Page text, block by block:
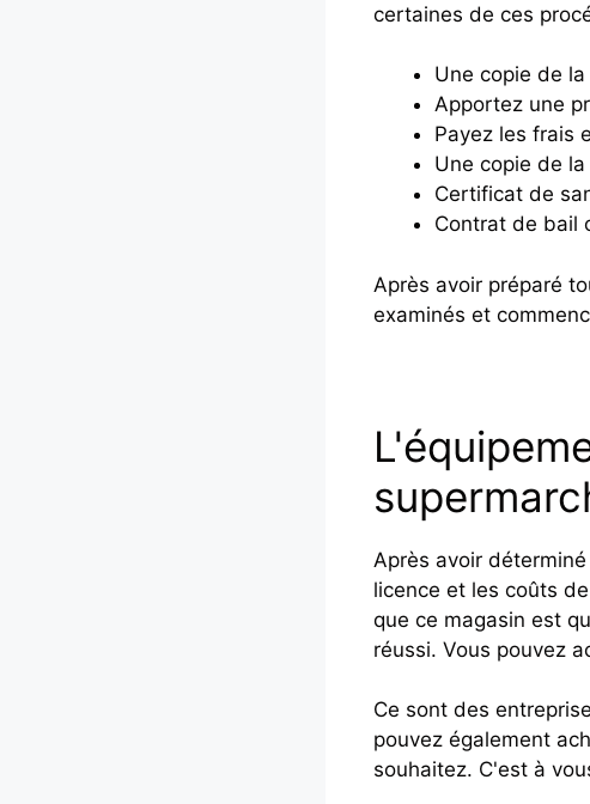
certaines de ces
Une copie de
Apportez une
Payez les frais
Une copie de
Certificat de
Contrat de bail
Après avoir préparé
examinés et
Après avoir
licence et les coûts
que ce magasin est
réussi. Vous pouvez
Ce sont des
pouvez également
souhaitez. C'est à